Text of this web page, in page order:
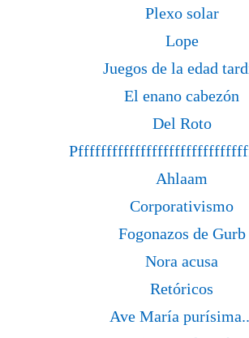
Plexo solar
Lope
Juegos de la edad
El enano cabezón
Del Roto
Ahlaam
Corporativismo
Fogonazos de Gurb
Nora acusa
Retóricos
Ave María